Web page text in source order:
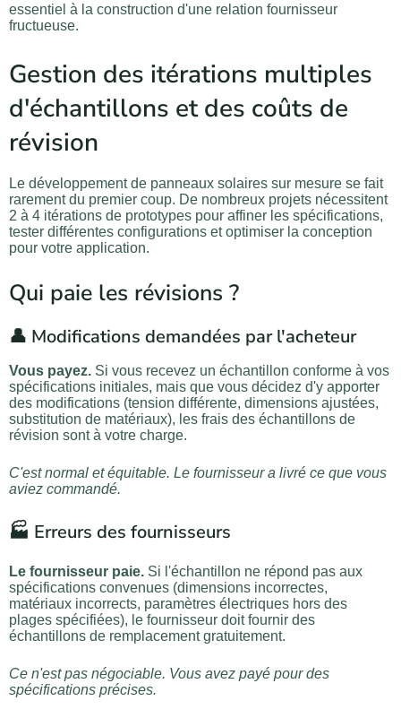
essentiel à la construction d'une relation fournisseur
fructueuse.
Gestion des itérations multiples
d'échantillons et des coûts de
révision
Le développement de panneaux solaires sur mesure se fait
rarement du premier coup. De nombreux projets nécessitent
2 à 4 itérations de prototypes pour affiner les spécifications,
tester différentes configurations et optimiser la conception
pour votre application.
Qui paie les révisions ?
👤 Modifications demandées par l'acheteur
Vous payez. Si vous recevez un échantillon conforme à vos
spécifications initiales, mais que vous décidez d'y apporter
des modifications (tension différente, dimensions ajustées,
substitution de matériaux), les frais des échantillons de
révision sont à votre charge.
C'est normal et équitable. Le fournisseur a livré ce que vous
aviez commandé.
🏭 Erreurs des fournisseurs
Le fournisseur paie. Si l'échantillon ne répond pas aux
spécifications convenues (dimensions incorrectes,
matériaux incorrects, paramètres électriques hors des
plages spécifiées), le fournisseur doit fournir des
échantillons de remplacement gratuitement.
Ce n'est pas négociable. Vous avez payé pour des
spécifications précises.